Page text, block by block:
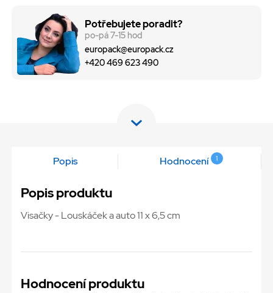
Potřebujete poradit?
po-pá 7-15 hod
europack@europack.cz
+420 469 623 490
Popis Hodnocení 1
Popis produktu
Visačky - Louskáček a auto 11 x 6,5 cm
Hodnocení produktu